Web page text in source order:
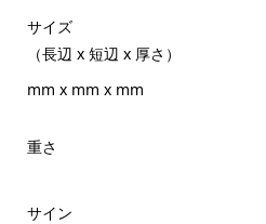
サイズ
（長辺 x 短辺 x 厚さ）
mm x mm x mm
重さ
サイン